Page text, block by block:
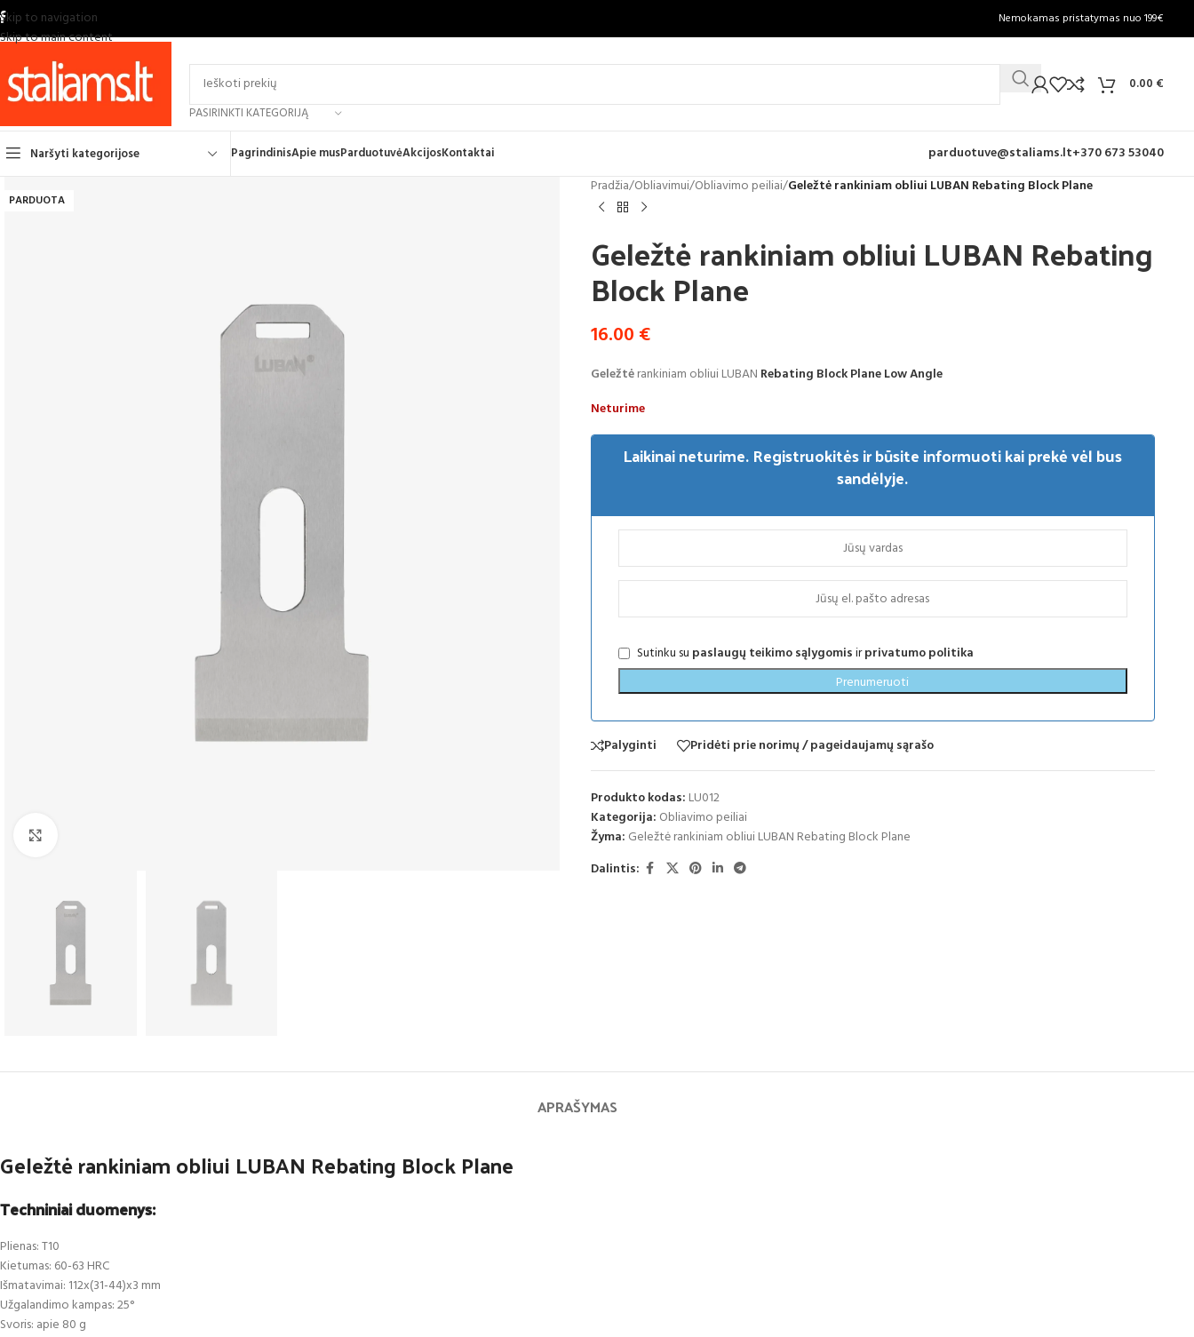
Skip to navigation
Skip to main content
Nemokamas pristatymas nuo 199€
PASIRINKTI KATEGORIJĄ
0.00 €
Naršyti kategorijose PagrindinisApie musParduotuvėAkcijosKontaktai parduotuve@staliams.lt+370 673 53040
PARDUOTA
Pradžia/Obliavimui/Obliavimo peiliai/Geležtė rankiniam obliui LUBAN Rebating Block Plane
Geležtė rankiniam obliui LUBAN Rebating
Block Plane
16.00 €
Geležtėrankiniam obliui LUBAN Rebating Block Plane Low Angle
Neturime
Laikinai neturime. Registruokitės ir būsite informuoti kai prekė vėl bus
sandėlyje.
Sutinku su paslaugų teikimo sąlygomisirprivatumo politika
Prenumeruoti
Palyginti Pridėti prie norimų / pageidaujamų sąrašo
Produkto kodas: LU012
Kategorija: Obliavimo peiliai
Žyma: Geležtė rankiniam obliui LUBAN Rebating Block Plane
Dalintis:
APRAŠYMAS
Geležtė rankiniam obliui LUBAN Rebating Block Plane
Techniniai duomenys:
Plienas: T10
Kietumas: 60-63 HRC
Išmatavimai: 112x(31-44)x3 mm
Užgalandimo kampas: 25°
Svoris: apie 80 g